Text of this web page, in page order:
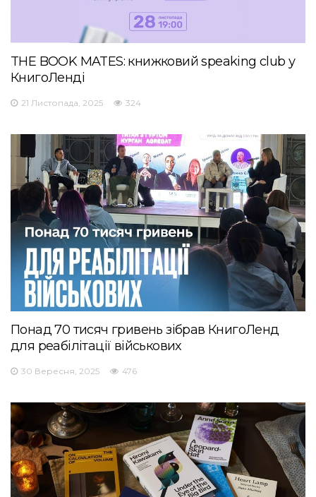
THE BOOK MATES: книжковий speaking club у
КнигоЛенді
21 Листопада, 2025 324
Понад 70 тисяч гривень зібрав КнигоЛенд
для реабілітації військових
30 Вересня, 2025 476